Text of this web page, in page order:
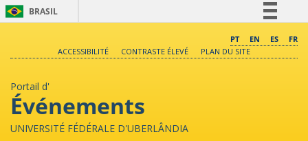
BRASIL
Comunica BR
PT EN ES
FR
ACCESSIBILITÉ
CONTRASTE ÉLEVÉ PLAN DU SITE
Portail d'
Événements
UNIVERSITÉ FÉDÉRALE D'UBERLÂNDIA